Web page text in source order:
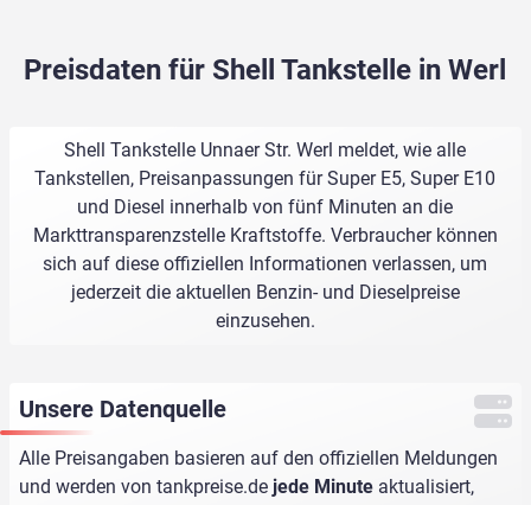
Preisdaten für Shell Tankstelle in Werl
Shell Tankstelle Unnaer Str. Werl meldet, wie alle
Tankstellen, Preisanpassungen für Super E5, Super E10
und Diesel innerhalb von fünf Minuten an die
Markttransparenzstelle Kraftstoffe. Verbraucher können
sich auf diese offiziellen Informationen verlassen, um
jederzeit die aktuellen Benzin- und Dieselpreise
einzusehen.
Unsere Datenquelle
Alle Preisangaben basieren auf den offiziellen Meldungen
und werden von tankpreise.de jede Minute aktualisiert,